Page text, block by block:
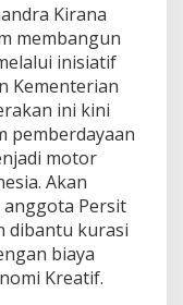
Kirana
membangun
inisiatif
Kementerian
ini kini
pemberdayaan
motor
Akan
Persit
dibantu kurasi
biaya
Kreatif.